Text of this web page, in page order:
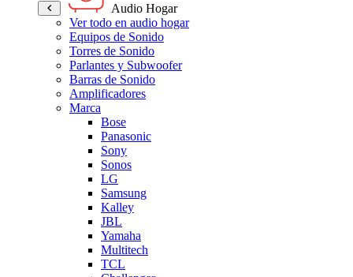
Audio Hogar
Ver todo en audio hogar
Equipos de Sonido
Torres de Sonido
Parlantes y Subwoofer
Barras de Sonido
Amplificadores
Marca
Bose
Panasonic
Sony
Sonos
LG
Samsung
Kalley
JBL
Yamaha
Multitech
TCL